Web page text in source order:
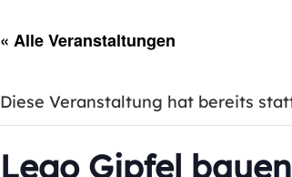
« Alle Veranstaltungen
Diese Veranstaltung hat bereits
Lego Gipfel